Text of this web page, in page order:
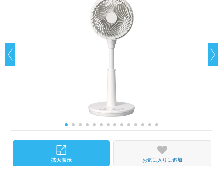
お気に入りに追加